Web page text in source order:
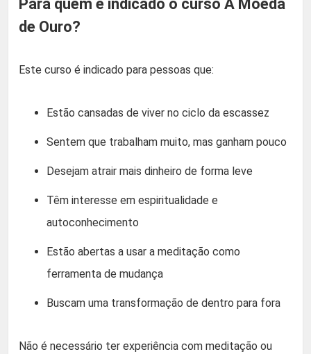
Para quem é indicado o curso A Moeda
de Ouro?
Este curso é indicado para pessoas que:
Estão cansadas de viver no ciclo da escassez
Sentem que trabalham muito, mas ganham pouco
Desejam atrair mais dinheiro de forma leve
Têm interesse em espiritualidade e
autoconhecimento
Estão abertas a usar a meditação como
ferramenta de mudança
Buscam uma transformação de dentro para fora
Não é necessário ter experiência com meditação ou